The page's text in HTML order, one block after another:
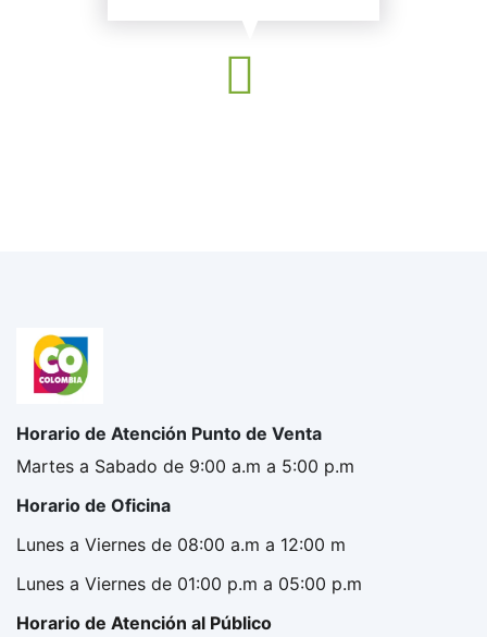
Horario de Atención Punto de Venta
Martes a Sabado de 9:00 a.m a 5:00 p.m
Horario de Oficina
Lunes a Viernes de 08:00 a.m a 12:00 m
Lunes a Viernes de 01:00 p.m a 05:00 p.m
Horario de Atención al Público